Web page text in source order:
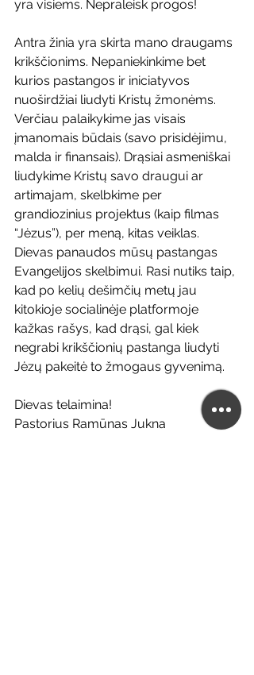
yra visiems. Nepraleisk progos!
Antra žinia yra skirta mano draugams
krikščionims. Nepaniekinkime bet
kurios pastangos ir iniciatyvos
nuoširdžiai liudyti Kristų žmonėms.
Verčiau palaikykime jas visais
įmanomais būdais (savo prisidėjimu,
malda ir finansais). Drąsiai asmeniškai
liudykime Kristų savo draugui ar
artimajam, skelbkime per
grandiozinius projektus (kaip filmas
“Jėzus”), per meną, kitas veiklas.
Dievas panaudos mūsų pastangas
Evangelijos skelbimui. Rasi nutiks taip,
kad po kelių dešimčių metų jau
kitokioje socialinėje platformoje
kažkas rašys, kad drąsi, gal kiek
negrabi krikščionių pastanga liudyti
Jėzų pakeitė to žmogaus gyvenimą.
Dievas telaimina!
Pastorius Ramūnas Jukna